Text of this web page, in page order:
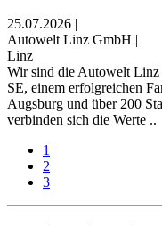
25.07.2026 |
Autowelt Linz GmbH |
Linz
Wir sind die Autowelt
SE, einem erfolgreichen
Augsburg und über 200
verbinden sich die Werte ..
1
2
3